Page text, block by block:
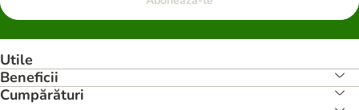
Utile
Beneficii
Cumpărături